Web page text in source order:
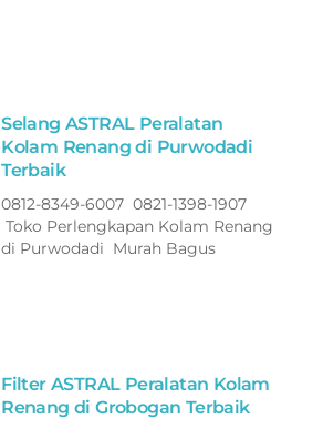
Selang ASTRAL Peralatan
Kolam Renang di Purwodadi
Terbaik
0812-8349-6007 0821-1398-1907
Toko Perlengkapan Kolam Renang
di Purwodadi Murah Bagus
Filter ASTRAL Peralatan Kolam
Renang di Grobogan Terbaik